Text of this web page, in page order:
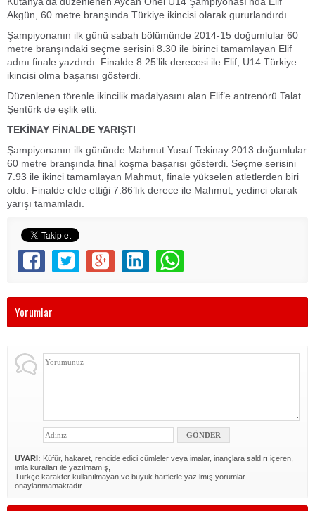
Akgün, 60 metre branşında Türkiye ikincisi olarak gururlandırdı.
Şampiyonanın ilk günü sabah bölümünde 2014-15 doğumlular 60
metre branşındaki seçme serisini 8.30 ile birinci tamamlayan Elif
adını finale yazdırdı. Finalde 8.25’lik derecesi ile Elif, U14 Türkiye
ikincisi olma başarısı gösterdi.
Düzenlenen törenle ikincilik madalyasını alan Elif’e antrenörü Talat
Şentürk de eşlik etti.
TEKİNAY FİNALDE YARIŞTI
Şampiyonanın ilk gününde Mahmut Yusuf Tekinay 2013 doğumlular
60 metre branşında final koşma başarısı gösterdi. Seçme serisini
7.93 ile ikinci tamamlayan Mahmut, finale yükselen atletlerden biri
oldu. Finalde elde ettiği 7.86’lık derece ile Mahmut, yedinci olarak
yarışı tamamladı.
Yorumlar
UYARI: Küfür, hakaret, rencide edici cümleler veya imalar, inançlara saldırı içeren,
imla kuralları ile yazılmamış,
Türkçe karakter kullanılmayan ve büyük harflerle yazılmış yorumlar
onaylanmamaktadır.